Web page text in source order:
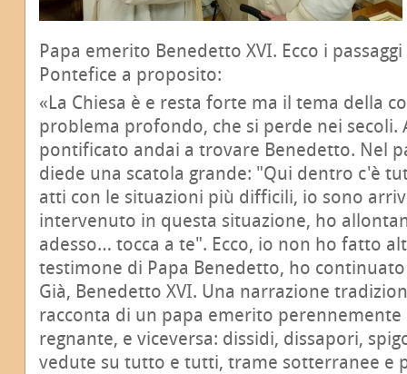
Papa emerito Benedetto XVI. Ecco i
Pontefice a proposito:
«La Chiesa è e resta forte ma il tema della
problema profondo, che si perde nei secoli.
pontificato andai a trovare Benedetto. Nel
diede una scatola grande: "Qui dentro c'è
atti con le situazioni più difficili, io sono
intervenuto in questa situazione, ho
adesso… tocca a te". Ecco, io non ho fatto
testimone di Papa Benedetto, ho
Già, Benedetto XVI. Una narrazione
racconta di un papa emerito
regnante, e viceversa: dissidi, dissapori,
vedute su tutto e tutti, trame sotterranee e